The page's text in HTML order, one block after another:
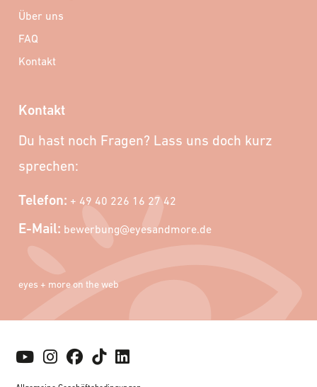
Über uns
FAQ
Kontakt
Kontakt
Du hast noch Fragen? Lass uns doch kurz
sprechen:
Telefon: + 49 40 226 16 27 42
E-Mail: bewerbung@eyesandmore.de
eyes + more on the web